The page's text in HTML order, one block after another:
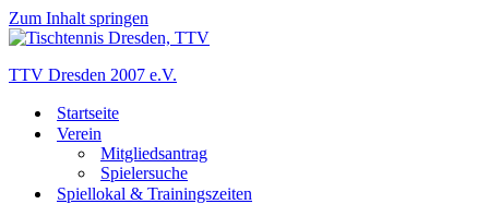
Zum Inhalt springen
TTV Dresden 2007 e.V.
Startseite
Verein
Mitgliedsantrag
Spielersuche
Spiellokal & Trainingszeiten